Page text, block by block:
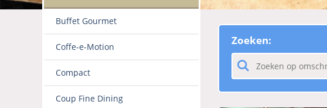
Buffet Gourmet
Coffe-e-Motion
Compact
Coup Fine Dining
Zoeken: